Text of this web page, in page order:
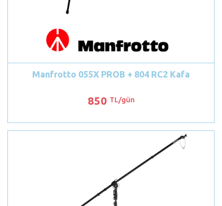
Manfrotto 055X PROB + 804 RC2 Kafa
850 TL/gün